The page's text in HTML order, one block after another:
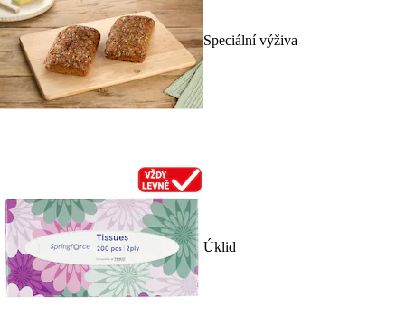
Speciální výživa
Úklid